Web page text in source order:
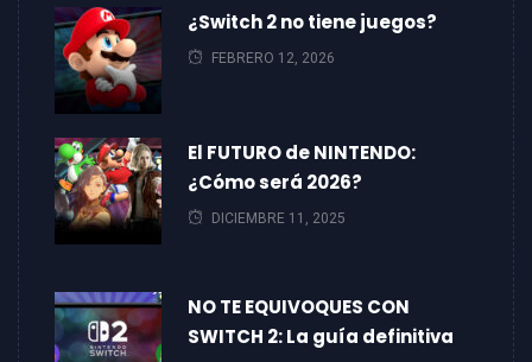
¿Switch 2 no tiene juegos?
FEBRERO 12, 2026
El FUTURO de NINTENDO:
¿Cómo será 2026?
DICIEMBRE 11, 2025
NO TE EQUIVOQUES CON
SWITCH 2: La guía definitiva